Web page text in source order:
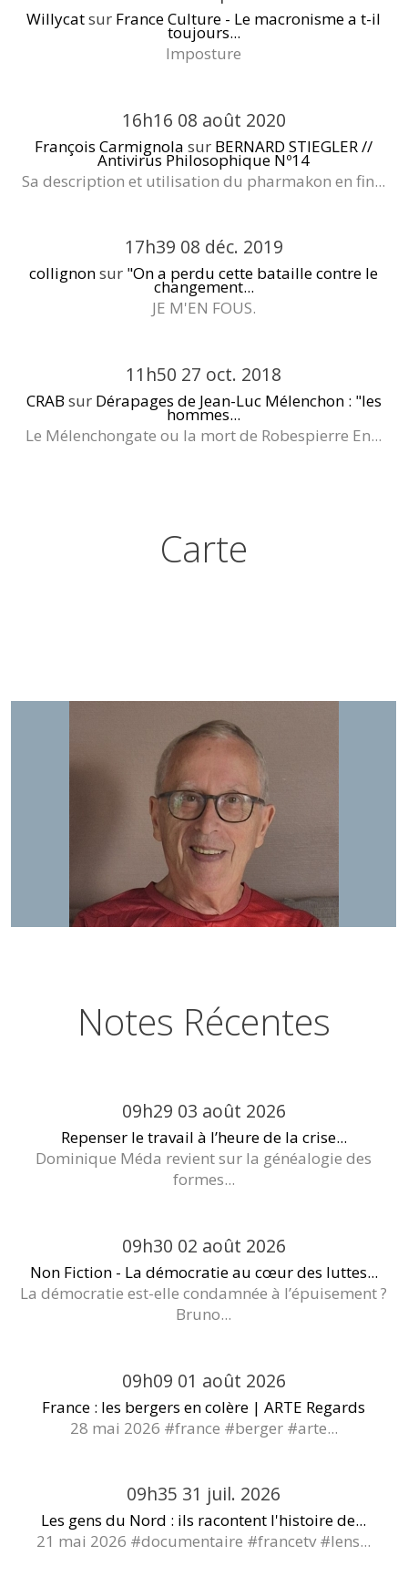
Willycatsur France Culture - Le macronisme a t-il
toujours...
Imposture
16h16 08 août 2020
François Carmignola sur BERNARD STIEGLER //
Antivirus Philosophique Nº14
Sa description et utilisation du pharmakon en fin...
17h39 08 déc. 2019
collignonsur "On a perdu cette bataille contre le
changement...
JE M'EN FOUS.
11h50 27 oct. 2018
CRAB sur Dérapages de Jean-Luc Mélenchon : "les
hommes...
Le Mélenchongate ou la mort de Robespierre En...
Carte
Notes Récentes
09h29 03 août 2026
Repenser le travail à l’heure de la crise...
Dominique Méda revient sur la généalogie des
formes...
09h30 02 août 2026
Non Fiction - La démocratie au cœur des luttes...
La démocratie est-elle condamnée à l’épuisement ?
Bruno...
09h09 01 août 2026
France : les bergers en colère | ARTE Regards
28 mai 2026 #france #berger #arte...
09h35 31 juil. 2026
Les gens du Nord : ils racontent l'histoire de...
21 mai 2026 #documentaire #francetv #lens...